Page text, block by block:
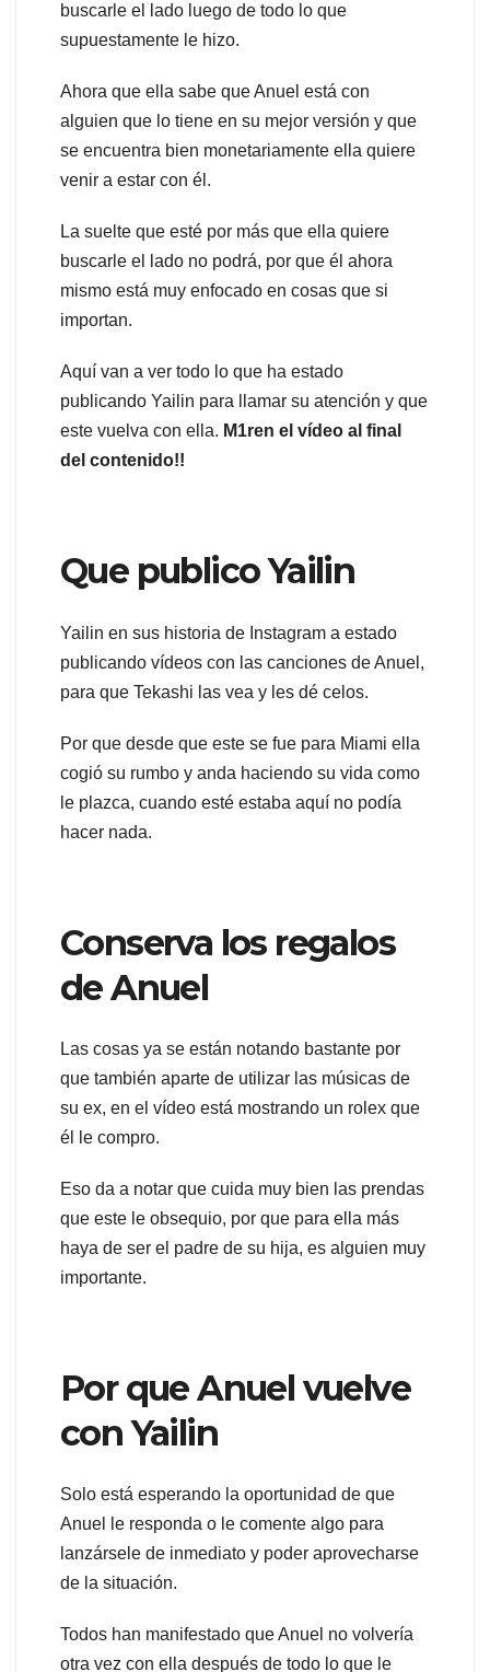
buscarle el lado luego de todo lo que
supuestamente le hizo.
Ahora que ella sabe que Anuel está con
alguien que lo tiene en su mejor versión y que
se encuentra bien monetariamente ella quiere
venir a estar con él.
La suelte que esté por más que ella quiere
buscarle el lado no podrá, por que él ahora
mismo está muy enfocado en cosas que si
importan.
Aquí van a ver todo lo que ha estado
publicando Yailin para llamar su atención y que
este vuelva con ella. M1ren el vídeo al final
del contenido!!
Que publico Yailin
Yailin en sus historia de Instagram a estado
publicando vídeos con las canciones de Anuel,
para que Tekashi las vea y les dé celos.
Por que desde que este se fue para Miami ella
cogió su rumbo y anda haciendo su vida como
le plazca, cuando esté estaba aquí no podía
hacer nada.
Conserva los regalos
de Anuel
Las cosas ya se están notando bastante por
que también aparte de utilizar las músicas de
su ex, en el vídeo está mostrando un rolex que
él le compro.
Eso da a notar que cuida muy bien las prendas
que este le obsequio, por que para ella más
haya de ser el padre de su hija, es alguien muy
importante.
Por que Anuel vuelve
con Yailin
Solo está esperando la oportunidad de que
Anuel le responda o le comente algo para
lanzársele de inmediato y poder aprovecharse
de la situación.
Todos han manifestado que Anuel no volvería
otra vez con ella después de todo lo que le